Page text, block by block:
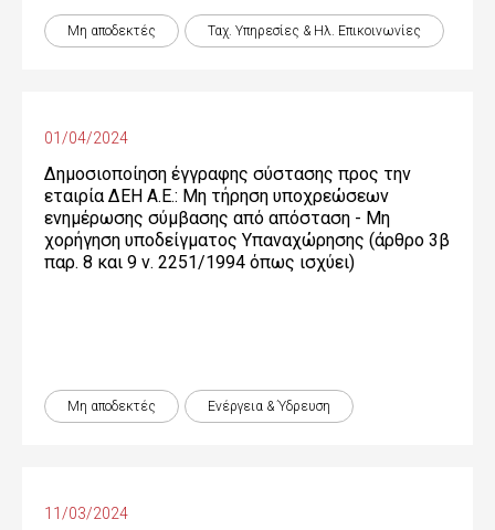
Μη αποδεκτές Ταχ. Υπηρεσίες & Ηλ. Επικοινωνίες
01/04/2024
Δημοσιοποίηση έγγραφης σύστασης προς την
εταιρία ΔΕΗ Α.Ε.: Μη τήρηση υποχρεώσεων
ενημέρωσης σύμβασης από απόσταση - Μη
χορήγηση υποδείγματος Υπαναχώρησης (άρθρο 3β
παρ. 8 και 9 ν. 2251/1994 όπως ισχύει)
Μη αποδεκτές Ενέργεια & Ύδρευση
11/03/2024